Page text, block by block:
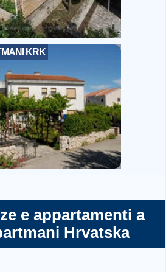
KRK
e appartamenti a
Hrvatska